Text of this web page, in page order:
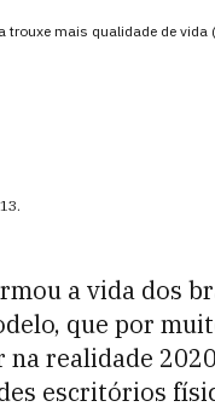
trouxe mais qualidade de
.
a vida dos
que por
realidade
escritórios